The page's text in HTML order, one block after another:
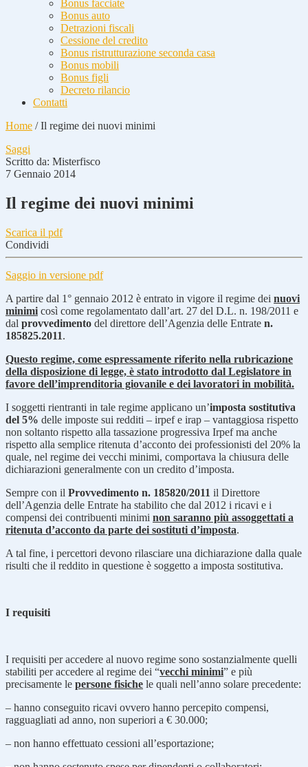
Bonus facciate
Bonus auto
Detrazioni fiscali
Cessione del credito
Bonus ristrutturazione seconda casa
Bonus mobili
Bonus figli
Decreto rilancio
Contatti
Home /Il regime dei nuovi minimi
Saggi
Scritto da: Misterfisco
7 Gennaio 2014
Il regime dei nuovi minimi
Scarica il pdf
Condividi
Saggio in versione pdf
A partire dal 1° gennaio 2012 è entrato in vigore il regime dei nuovi
minimi così come regolamentato dall’art. 27 del D.L. n. 198/2011 e
dal provvedimento del direttore dell’Agenzia delle Entrate n.
185825.2011.
Questo regime, come espressamente riferito nella rubricazione
della disposizione di legge, è stato introdotto dal Legislatore in
favore dell’imprenditoria giovanile e dei lavoratori in mobilità.
I soggetti rientranti in tale regime applicano un’imposta sostitutiva
del 5% delle imposte sui redditi – irpef e irap – vantaggiosa rispetto
non soltanto rispetto alla tassazione progressiva Irpef ma anche
rispetto alla semplice ritenuta d’acconto dei professionisti del 20% la
quale, nel regime dei vecchi minimi, comportava la chiusura delle
dichiarazioni generalmente con un credito d’imposta.
Sempre con il Provvedimento n. 185820/2011 il Direttore
dell’Agenzia delle Entrate ha stabilito che dal 2012 i ricavi e i
compensi dei contribuenti minimi non saranno più assoggettati a
ritenuta d’acconto da parte dei sostituti d’imposta.
A tal fine, i percettori devono rilasciare una dichiarazione dalla quale
risulti che il reddito in questione è soggetto a imposta sostitutiva.
I requisiti
I requisiti per accedere al nuovo regime sono sostanzialmente quelli
stabiliti per accedere al regime dei “vecchi minimi” e più
precisamente le persone fisiche le quali nell’anno solare precedente:
– hanno conseguito ricavi ovvero hanno percepito compensi,
ragguagliati ad anno, non superiori a € 30.000;
– non hanno effettuato cessioni all’esportazione;